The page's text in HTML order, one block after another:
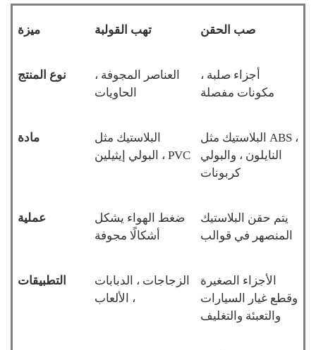
ميزة تهب القولبة صب الحقن
نوع المنتج
العناصر المجوفة ،
الحاويات
أجزاء صلبة ،
مكونات مفصلة
مادة
البلاستيك مثل
البولي إيثيلين ، PVC
البلاستيك مثل ABS ،
النايلون ، والبولي
كربونات
عملية
ضغط الهواء يشكل
أشكالًا مجوفة
يتم حقن البلاستيك
المنصهر في قوالب
التطبيقات
الزجاجات ، الدبابات
، الألعاب
الأجزاء الصغيرة
وقطع غيار السيارات
والتعبئة والتغليف